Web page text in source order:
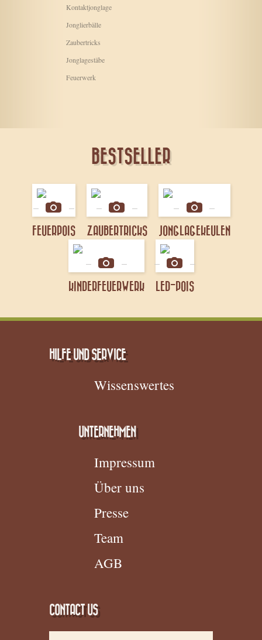
Kontaktjonglage
Jonglierbälle
Zaubertricks
Jonglagestäbe
Feuerwerk
BESTSELLER
FEUERPOIS ZAUBERTRICKS JONGLAGEKEULEN
KINDERFEUERWERK LED-POIS
HILFE UND SERVICE
Wissenswertes
UNTERNEHMEN
Impressum
Über uns
Presse
Team
AGB
CONTACT US